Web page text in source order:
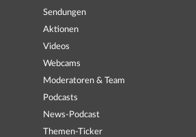
Sendungen
Aktionen
Videos
Webcams
Moderatoren & Team
Podcasts
News-Podcast
Themen-Ticker